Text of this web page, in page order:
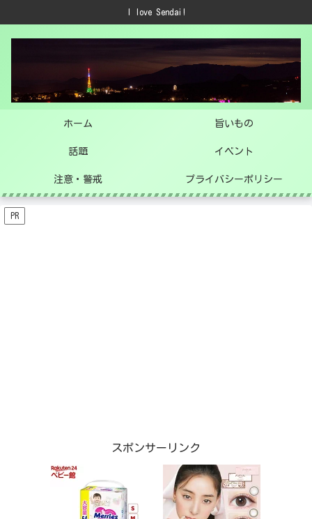
I love Sendai!
ホーム 旨いもの
話題 イベント
注意・警戒 プライバシーポリシー
PR
スポンサーリンク